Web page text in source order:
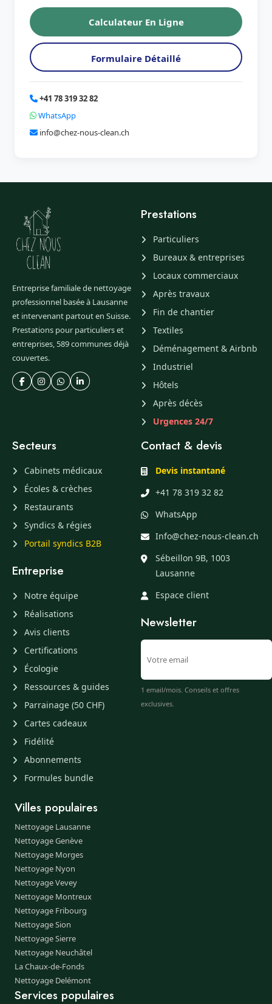
Calculateur En Ligne
Formulaire Détaillé
+41 78 319 32 82
WhatsApp
info@chez-nous-clean.ch
Entreprise familiale de nettoyage
professionnel basée à Lausanne
et intervenant partout en Suisse.
Prestations pour particuliers et
entreprises, 589 communes déjà
couvertes.
Prestations
Particuliers
Bureaux & entreprises
Locaux commerciaux
Après travaux
Fin de chantier
Textiles
Déménagement & Airbnb
Industriel
Hôtels
Après décès
Urgences 24/7
Secteurs
Cabinets médicaux
Écoles & crèches
Restaurants
Syndics & régies
Portail syndics B2B
Entreprise
Notre équipe
Réalisations
Avis clients
Certifications
Écologie
Ressources & guides
Parrainage (50 CHF)
Cartes cadeaux
Fidélité
Abonnements
Formules bundle
Contact & devis
Devis instantané
+41 78 319 32 82
WhatsApp
Info@chez-nous-clean.ch
Sébeillon 9B, 1003
Lausanne
Espace client
Newsletter
1 email/mois. Conseils et offres
exclusives.
Villes populaires
Nettoyage Lausanne
Nettoyage Genève
Nettoyage Morges
Nettoyage Nyon
Nettoyage Vevey
Nettoyage Montreux
Nettoyage Fribourg
Nettoyage Sion
Nettoyage Sierre
Nettoyage Neuchâtel
La Chaux-de-Fonds
Nettoyage Delémont
Services populaires